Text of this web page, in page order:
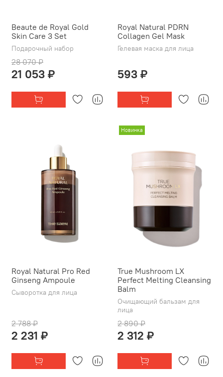
Beaute de Royal Gold
Skin Care 3 Set
Подарочный набор
28 070 ₽
21 053 ₽
Royal Natural PDRN
Collagen Gel Mask
Гелевая маска для лица
593 ₽
Royal Natural Pro Red
Ginseng Ampoule
Сыворотка для лица
2 788 ₽
2 231 ₽
Новинка
True Mushroom LX
Perfect Melting Cleansing
Balm
Очищающий бальзам для
лица
2 890 ₽
2 312 ₽